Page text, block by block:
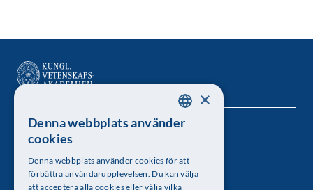
Kungl. Vetenskapsakademien
Besöksadress: Lilla Frescativägen 4A
SWEDISH
×
Denna webbplats använder
cookies
Denna webbplats använder cookies för att
förbättra användarupplevelsen. Du kan välja
att acceptera alla cookies eller välja vilka